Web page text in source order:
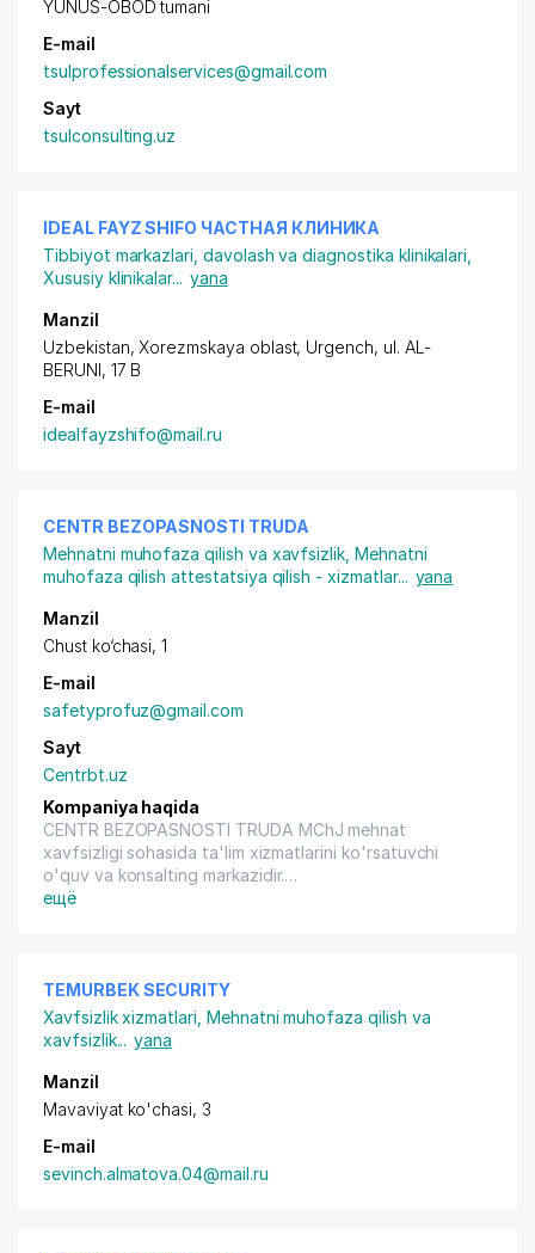
YUNUS-OBOD tumani
E-mail
tsulprofessionalservices@gmail.com
Sayt
tsulconsulting.uz
IDEAL FAYZ SHIFO ЧАСТНАЯ КЛИНИКА
Tibbiyot markazlari, davolash va diagnostika klinikalari
Xususiy klinikalar... yana
Manzil
Uzbekistan, Xorezmskaya oblast, Urgench, ul. AL-
BERUNI, 17 B
E-mail
idealfayzshifo@mail.ru
CENTR BEZOPASNOSTI TRUDA
Mehnatni muhofaza qilish va xavfsizlik ,Mehnatni
muhofaza qilish attestatsiya qilish - xizmatlar... yana
Manzil
Chust ko‘chasi, 1
E-mail
safetyprofuz@gmail.com
Sayt
Centrbt.uz
Kompaniya haqida
CENTR BEZOPASNOSTI TRUDA MChJ mehnat
xavfsizligi sohasida ta'lim xizmatlarini ko'rsatuvchi
o'quv va konsalting markazidir.
Bizning xizmatlarimiz:
xususiyatlariga moslashtirilgan zarur hujjatlarni ishlab
chiqish
- Mehnat xavfsizligi tizimini noldan boshlab
takomillashtirish/amalga oshirish
ещё
TEMURBEK SECURITY
Xavfsizlik xizmatlari Mehnatni muhofaza qilish va
xavfsizlik... yana
Manzil
Mavaviyat ko'chasi, 3
E-mail
sevinch.almatova.04@mail.ru